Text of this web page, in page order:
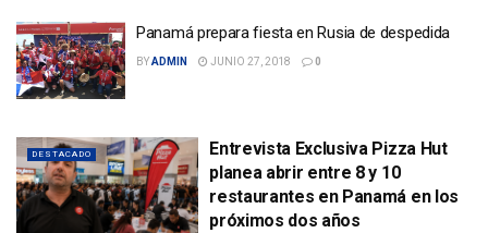
Panamá prepara fiesta en Rusia de despedida
BYADMIN JUNIO 27, 2018 0
DESTACADO
Entrevista Exclusiva Pizza Hut
planea abrir entre 8 y 10
restaurantes en Panamá en los
próximos dos años